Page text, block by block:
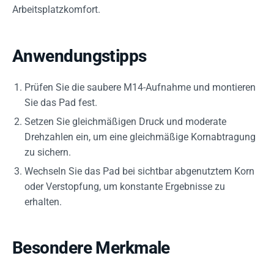
Arbeitsplatzkomfort.
Anwendungstipps
Prüfen Sie die saubere M14-Aufnahme und montieren
Sie das Pad fest.
Setzen Sie gleichmäßigen Druck und moderate
Drehzahlen ein, um eine gleichmäßige Kornabtragung
zu sichern.
Wechseln Sie das Pad bei sichtbar abgenutztem Korn
oder Verstopfung, um konstante Ergebnisse zu
erhalten.
Besondere Merkmale